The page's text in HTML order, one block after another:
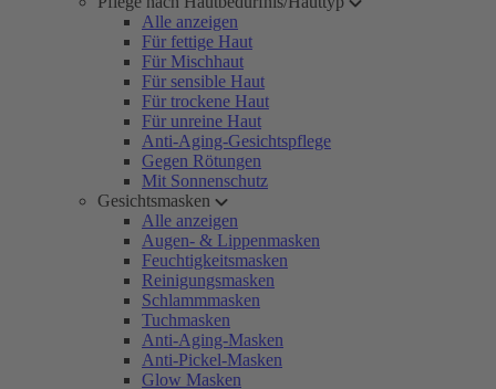
Alle anzeigen
Für fettige Haut
Für Mischhaut
Für sensible Haut
Für trockene Haut
Für unreine Haut
Anti-Aging-Gesichtspflege
Gegen Rötungen
Mit Sonnenschutz
Gesichtsmasken
Alle anzeigen
Augen- & Lippenmasken
Feuchtigkeitsmasken
Reinigungsmasken
Schlammmasken
Tuchmasken
Anti-Aging-Masken
Anti-Pickel-Masken
Glow Masken